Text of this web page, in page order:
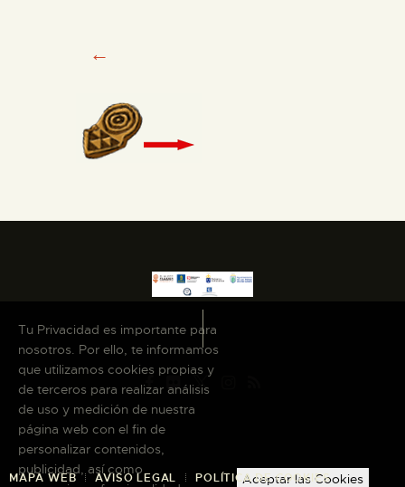
←
MAPA WEB AVISO LEGAL POLÍTICA DE COOKIES
Tu Privacidad es importante para
nosotros. Por ello, te informamos
que utilizamos cookies propias y
de terceros para realizar análisis
de uso y medición de nuestra
página web con el fin de
personalizar contenidos,
publicidad, así como
Aceptar las Cookies